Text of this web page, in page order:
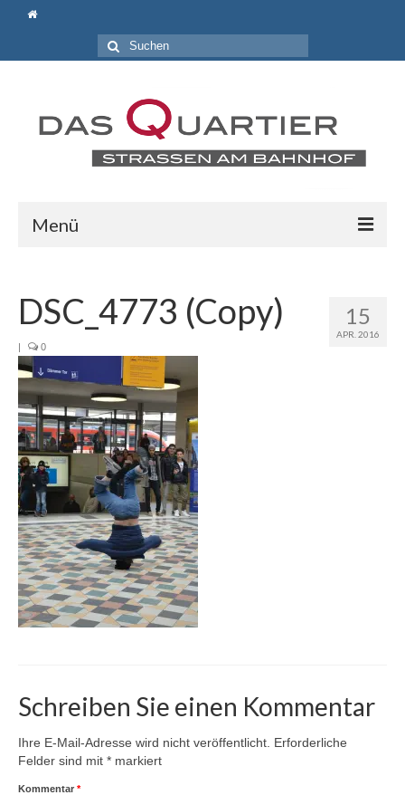
Suche
nach:
Menü
Wir über uns
attraktives Bahnhofsquartier e.V.“
Locations
Karte
Kontakt | Impressum
Newsletter
15
APR. 2016
DSC_4773 (Copy)
| 0
Schreiben Sie einen Kommentar
Ihre E-Mail-Adresse wird nicht veröffentlicht. Erforderliche
Felder sind mit * markiert
Kommentar *